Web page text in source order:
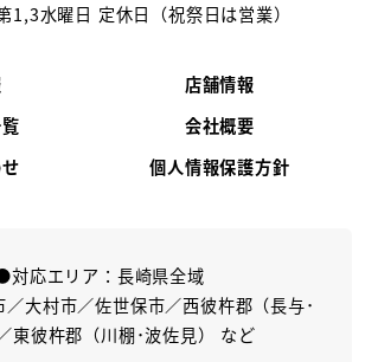
1,3水曜日 定休日（祝祭日は営業）
店舗情報
会社概要
個人情報保護方針
対応エリア：長崎県全域
／大村市／佐世保市／西彼杵郡（長与･
東彼杵郡（川棚･波佐見） など